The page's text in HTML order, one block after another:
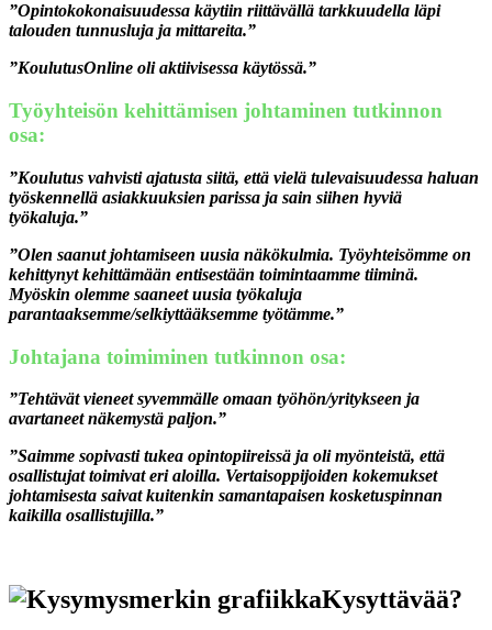
”Opintokokonaisuudessa käytiin riittävällä tarkkuudella läpi
talouden tunnusluja ja mittareita.”
”KoulutusOnline oli aktiivisessa käytössä.”
Työyhteisön kehittämisen johtaminen tutkinnon
osa:
”Koulutus vahvisti ajatusta siitä, että vielä tulevaisuudessa haluan
työskennellä asiakkuuksien parissa ja sain siihen hyviä
työkaluja.”
”Olen saanut johtamiseen uusia näkökulmia. Työyhteisömme on
kehittynyt kehittämään entisestään toimintaamme tiiminä.
Myöskin olemme saaneet uusia työkaluja
parantaaksemme/selkiyttääksemme työtämme.”
Johtajana toimiminen tutkinnon osa:
”Tehtävät vieneet syvemmälle omaan työhön/yritykseen ja
avartaneet näkemystä paljon.”
”Saimme sopivasti tukea opintopiireissä ja oli myönteistä, että
osallistujat toimivat eri aloilla. Vertaisoppijoiden kokemukset
johtamisesta saivat kuitenkin samantapaisen kosketuspinnan
kaikilla osallistujilla.”
Kysyttävää?